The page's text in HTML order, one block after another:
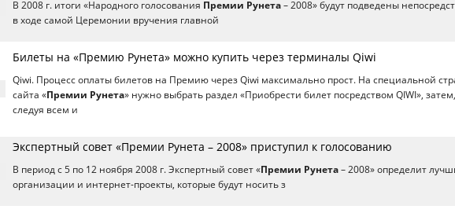
В 2008 г. итоги «Народного голосования Премии Рунета – 2008» будут подведены
в ходе самой Церемонии вручения главной
Билеты на «Премию Рунета» можно купить через терминалы Qiwi
Qiwi. Процесс оплаты билетов на Премию через Qiwi максимально прост. На специальной
сайта «Премии Рунета» нужно выбрать раздел «Приобрести билет посредством QIWI», затем,
следуя всем и
Экспертный совет «Премии Рунета – 2008» приступил к голосованию
В период с 5 по 12 ноября 2008 г. Экспертный совет «Премии Рунета – 2008» определит
организации и интернет-проекты, которые будут носить з